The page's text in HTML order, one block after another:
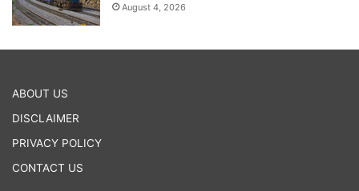
August 4, 2026
ABOUT US
DISCLAIMER
PRIVACY POLICY
CONTACT US